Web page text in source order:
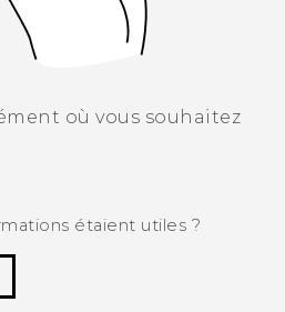
où vous souhaitez
étaient utiles ?